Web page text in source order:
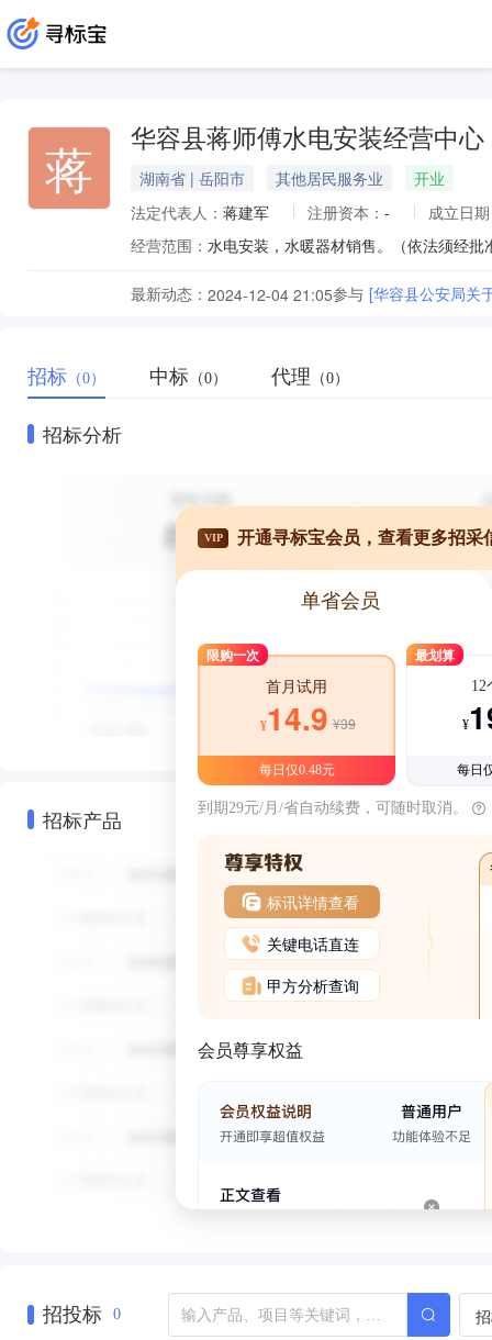
蒋 华容县蒋师傅水电安装经营中心
湖南省 | 岳阳市 其他居民服务业
开业
法定代表人： 蒋建军 注册资本： -
成立日
经营范围： 水电安装，水暖器材销售。（依法须经
最新动态： 2024-12-04 21:05参与 [华容县公安局关
招标 （0） 中标 （0） 代理 （0）
招标分析
招标产品
VIP 开通寻标宝会员，查看更多招采
单省会员
限购一次
首月试用
¥14.9 ¥39
每日仅0.48元
最划算
12
¥
每日
到期29元/月/省自动续费，可随时取消。
标讯详情查看
关键电话直连
甲方分析查询
会员尊享权益
招投标 0